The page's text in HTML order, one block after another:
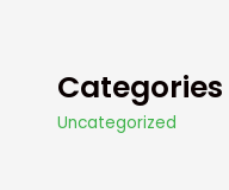
Categories
Uncategorized